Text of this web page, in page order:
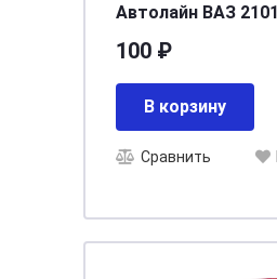
Автолайн ВАЗ 2101
100 ₽
В корзину
Сравнить